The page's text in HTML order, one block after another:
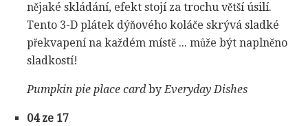
nějaké skládání, efekt stojí za trochu větší úsilí.
Tento 3-D plátek dýňového koláče skrývá sladké
překvapení na každém místě ... může být naplněno
sladkostí!
Pumpkin pie place cardbyEveryday Dishes
04 ze 17